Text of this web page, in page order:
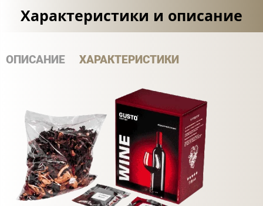
Характеристики и описание
ОПИСАНИЕ ХАРАКТЕРИСТИКИ